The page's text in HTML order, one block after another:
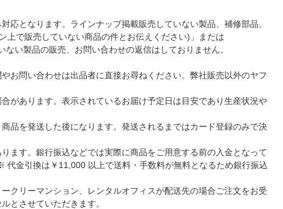
応となります。ラインナップ掲載販売していない製品、補修部品、
で販売していない商品の件とお伝えください)」または
い製品の販売、お問い合わせの返信はしておりません。
お問い合わせは出品者に直接お尋ねください。弊社販売以外のヤフ
があります。表示されているお届け予定日は目安であり生産状況や
品を発送した後になります。発送されるまではカード登録のみで決
ます。銀行振込などでは実際に商品をご用意する前の入金となって
金引換は￥11,000 以上で送料・手数料が無料となるため銀行振込
クリーマンション、レンタルオフィスが配送先の場合ご注文をお受
とさせていただきます。